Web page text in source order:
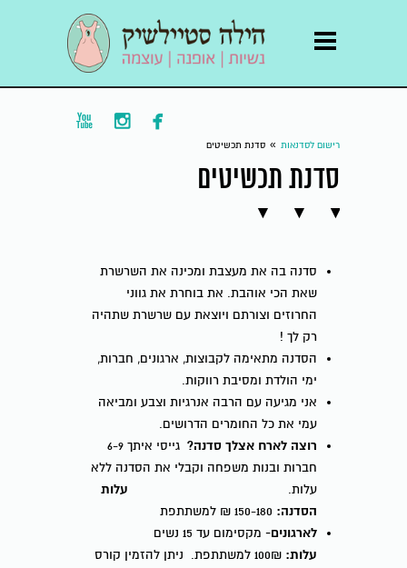



רישום לסדנאות » סדנת תכשיטים
סדנת תכשיטים
סדנה בה את מעצבת ומכינה את השרשרת
שאת הכי אוהבת. את בוחרת את גווני
החרוזים וצורתם ויוצאת עם שרשרת שתהיה
רק לך !
הסדנה מתאימה לקבוצות, ארגונים, חברות,
ימי הולדת ומסיבת רווקות.
אני מגיעה עם הרבה אנרגיות וצבע ומביאה
עמי את כל החומרים הדרושים.
רוצה לארח אצלך סדנה?
גייסי איתך 6-9
חברות ובנות משפחה וקבלי את הסדנה ללא
עלות. עלות
הסדנה:
לארגונים- מקסימום עד 15 נשים
עלות:
100₪ למשתתפת. ניתן להזמין קורס